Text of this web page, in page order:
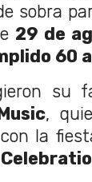
sobra
29 de
60
su
,
la